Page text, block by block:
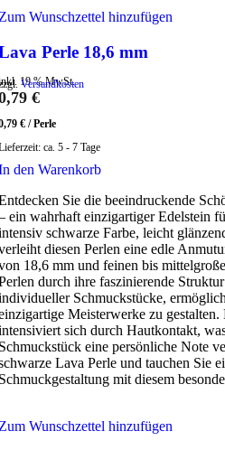
Wunschzettel hinzufügen
Perle 18,6 mm
19 % MwSt.
Versandkosten
€
€ /Perle
ca. 5 - 7 Tage
den Warenkorb
Sie die beeindruckende
ein wahrhaft einzigartiger Edelstein
schwarze Farbe, leicht
diesen Perlen eine edle
18,6 mm und feinen bis
durch ihre faszinierende
Schmuckstücke,
Meisterwerke zu
sich durch Hautkontakt,
eine persönliche Note
Lava Perle und tauchen Sie
mit diesem
Wunschzettel hinzufügen